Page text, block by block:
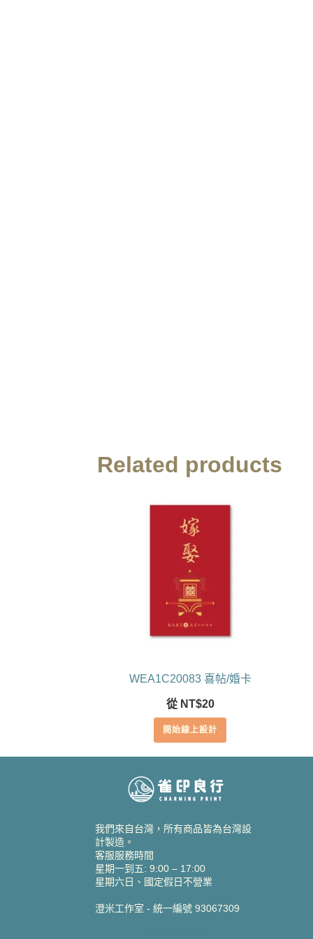
Related products
WEA1C20083 喜帖/婚卡
從 NT$20
開始線上設計
我們來自台灣，所有商品皆為台灣設
計製造。
客服服務時間
星期一到五: 9:00 – 17:00
星期六日、國定假日不營業
澄米工作室 - 統一編號 93067309